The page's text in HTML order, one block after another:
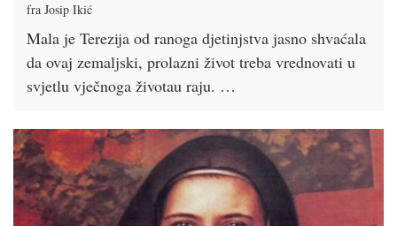
fra Josip Ikić
Mala je Terezija od ranoga djetinjstva jasno shvaćala
da ovaj zemaljski, prolazni život treba vrednovati u
svjetlu vječnoga životau raju. …